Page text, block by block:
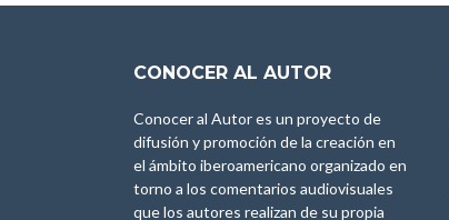
CONOCER AL AUTOR
Conocer al Autor es un proyecto de
difusión y promoción de la creación en
el ámbito iberoamericano organizado en
torno a los comentarios audiovisuales
que los autores realizan de su propia